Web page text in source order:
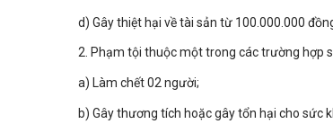
d) Gây thiệt hại về tài sản từ 100.000.000
2. Phạm tội thuộc một trong các trường hợp
a) Làm chết 02 người;
b) Gây thương tích hoặc gây tổn hại cho